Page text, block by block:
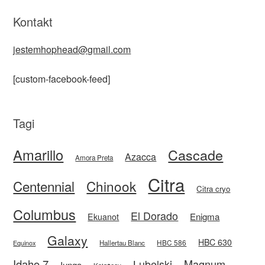
Kontakt
jestemhophead@gmail.com
[custom-facebook-feed]
Tagi
Amarillo Amora Preta Azacca Cascade
Centennial Chinook Citra Citra cryo
Columbus Ekuanot El Dorado Enigma
Equinox Galaxy Hallertau Blanc HBC 586 HBC 630